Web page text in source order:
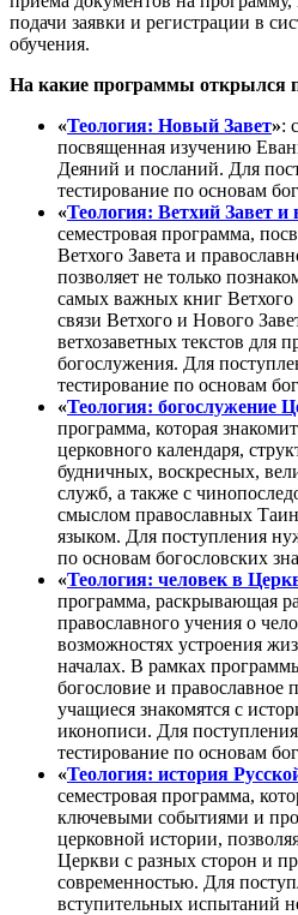
подачи заявки и регистрации в
обучения.
На какие программы открылся
«Теология: Новый Завет»:
посвященная изучению
Деяний и посланий. Для
тестирование по основам
«Теология: Ветхий Завет и
семестровая программа,
Ветхого Завета и
позволяет не только
самых важных книг Ветхого
связи Ветхого и Нового
ветхозаветных текстов для
богослужения. Для
тестирование по основам
«Теология: богослужение
программа, которая
церковного календаря,
будничных, воскресных,
служб, а также с
смыслом православных
языком. Для поступления
по основам богословских
«Теология: человек в
программа, раскрывающая
православного учения о
возможностях устроения
началах. В рамках
богословие и православное
учащиеся знакомятся с
иконописи. Для
тестирование по основам
«Теология: история
семестровая программа,
ключевыми событиями и
церковной истории,
Церкви с разных сторон и
современностью. Для
вступительных испытаний